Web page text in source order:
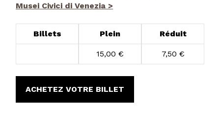
Musei Civici di Venezia >
Billets Plein Réduit
15,00 € 7,50 €
ACHETEZ VOTRE BILLET